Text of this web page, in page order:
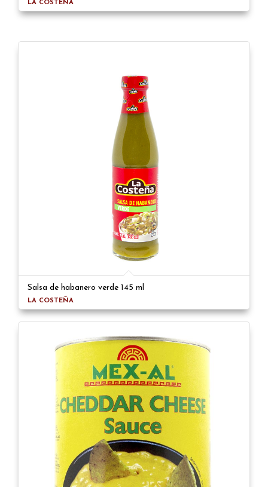
LA COSTEÑA
Salsa de habanero verde 145 ml
LA COSTEÑA